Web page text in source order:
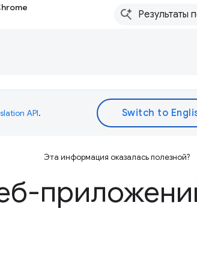
API.
Эта информация оказалась полезной?